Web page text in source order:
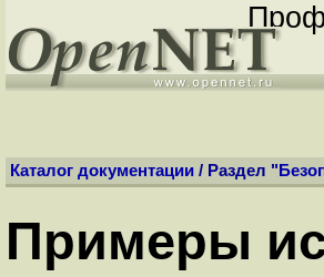
Каталог документации / Раздел "
Примеры